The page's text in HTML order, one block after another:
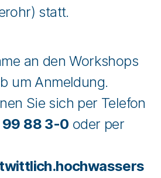
statt.
an den Workshops
um Anmeldung.
Sie sich per Telefon
88 3-0 oder per